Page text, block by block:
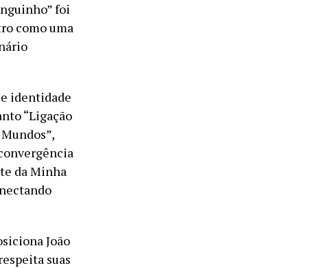
foi
como uma
identidade
“Ligação
da Minha
João
suas